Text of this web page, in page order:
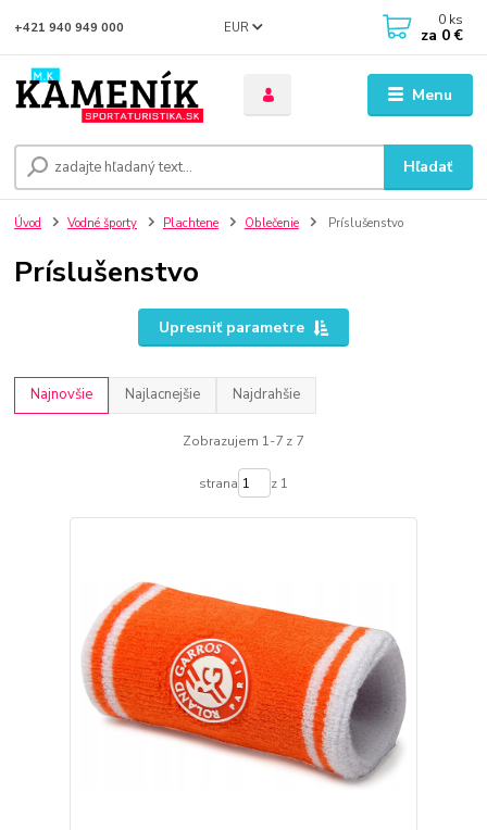
Menu
EUR
Hľadať
+421 940 949 000 0 ks
za 0 €
Úvod Vodné športy Plachtene Oblečenie Príslušenstvo
Príslušenstvo
Upresniť parametre
Najnovšie Najlacnejšie Najdrahšie
Zobrazujem 1-7 z 7
strana z 1